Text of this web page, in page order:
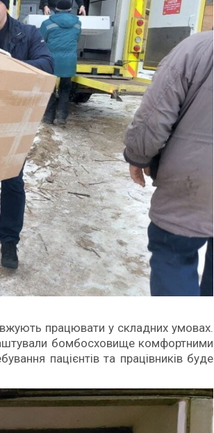
працювати у складних умовах.
бомбосховище комфортними
пацієнтів та працівників буде